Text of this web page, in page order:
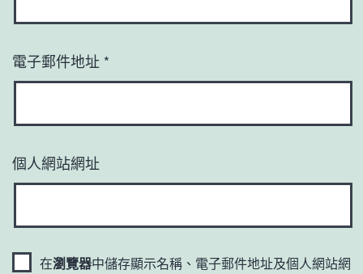
電子郵件地址 *
個人網站網址
在瀏覽器中儲存顯示名稱、電子郵件地址及個人網站網